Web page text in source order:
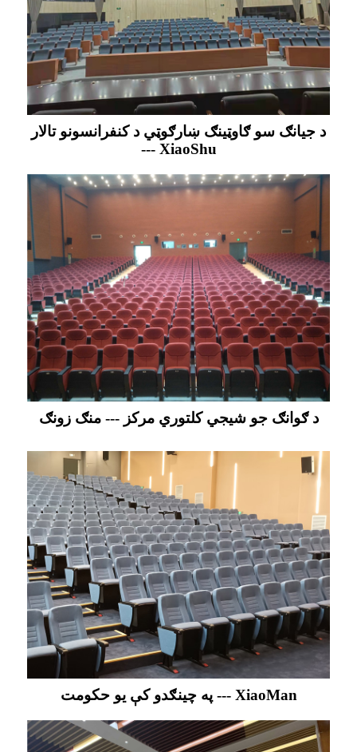
د جيانګ سو ګاوټينګ ښارګوټي د کنفرانسونو تالار
--- XiaoShu
د ګوانګ جو شیجي کلتوري مرکز --- منګ زونګ
په چینګدو کې یو حکومت --- XiaoMan